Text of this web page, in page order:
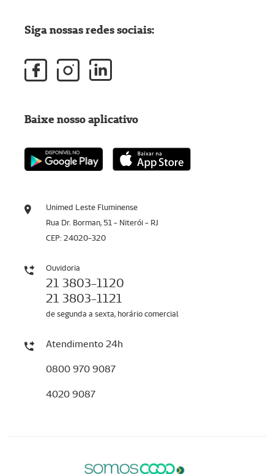
Unimed Leste Fluminense
Rua Dr. Borman, 51 - Niterói - RJ
CEP: 24020-320
Ouvidoria
21 3803-1120
21 3803-1121
de segunda a sexta, horário comercial
Atendimento 24h
0800 970 9087
4020 9087
Siga nossas redes sociais:
Baixe nosso aplicativo